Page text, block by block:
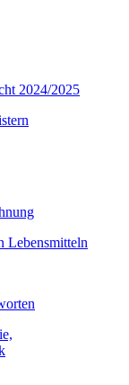
2024/2025
Lebensmitteln